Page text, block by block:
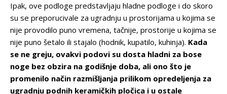
Ipak, ove podloge predstavljaju hladne podloge i do skoro
su se preporucivale za ugradnju u prostorijama u kojima se
nije provodilo puno vremena, tačnije, prostorije u kojima se
nije puno šetalo ili stajalo (hodnik, kupatilo, kuhinja). Kada
se ne greju, ovakvi podovi su dosta hladni za bose
noge bez obzira na godišnje doba, ali ono što je
promenilo način razmišljanja prilikom opredeljenja za
ugradnju podnih keramičkih pločica i u ostale